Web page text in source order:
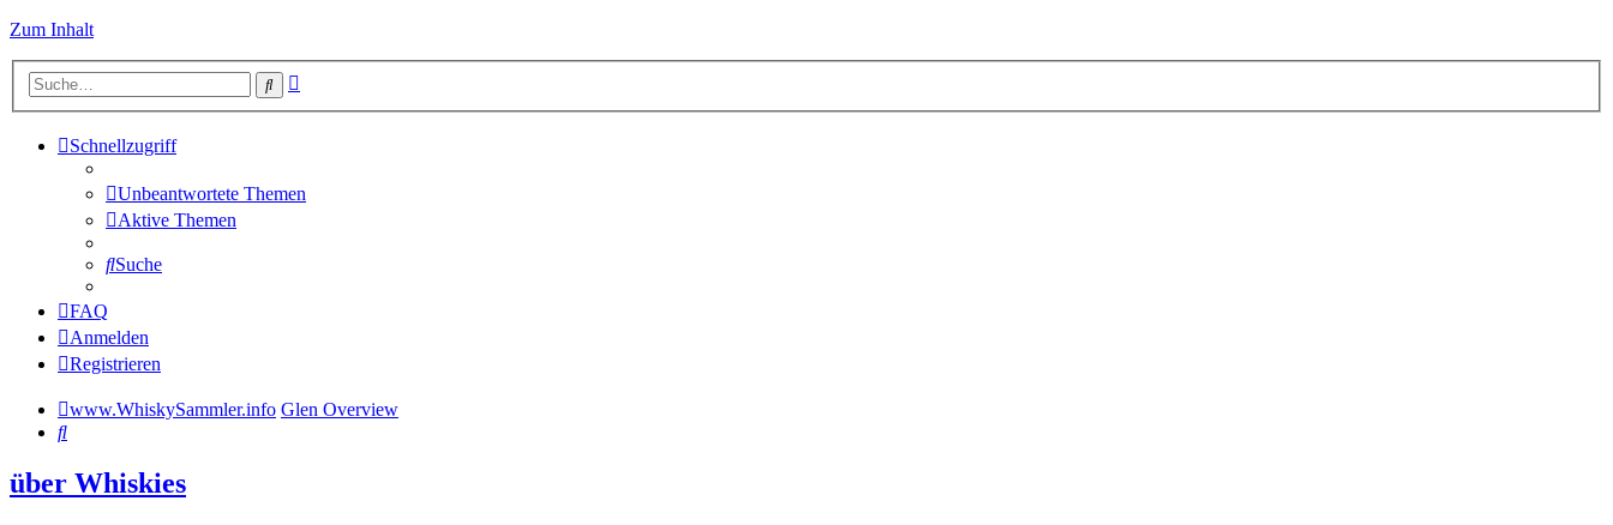
Zum Inhalt
Suche
Schnellzugriff
Unbeantwortete Themen
Aktive Themen
Suche
FAQ
Anmelden
Registrieren
www.WhiskySammler.info Glen Overview
Suche
über Whiskies